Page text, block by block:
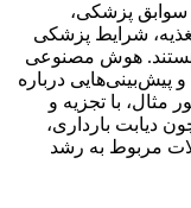
سوابق پزشکی،
شرایط پزشکی
هستند. هوش مصنوعی
پیش‌بینی‌هایی درباره
مثال، با تجزیه و
دیابت بارداری،
مربوط به رشد